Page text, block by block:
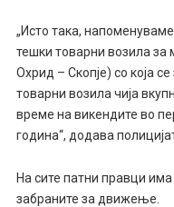
„Исто така,
тешки товарни возила за
Охрид – Скопје) со која
товарни возила чија
време на викендите во
година“, додава
На сите патни правци
забраните за движење.